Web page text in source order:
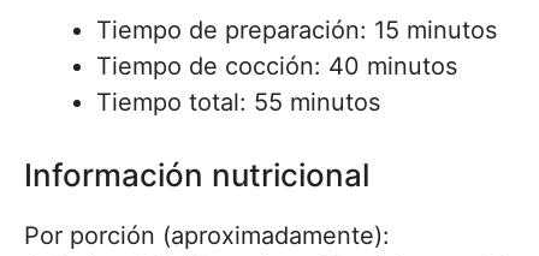
Tiempo de preparación: 15 minutos
Tiempo de cocción: 40 minutos
Tiempo total: 55 minutos
Información nutricional
Por porción (aproximadamente):